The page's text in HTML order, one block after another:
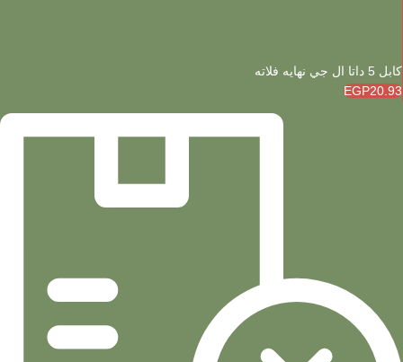
كابل 5 داتا ال جي نهايه فلاته
EGP20.93